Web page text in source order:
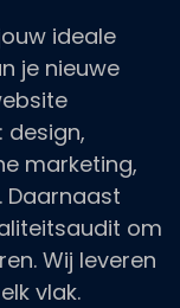
ideale
je nieuwe
design,
marketing,
Daarnaast
om
Wij leveren
vlak.